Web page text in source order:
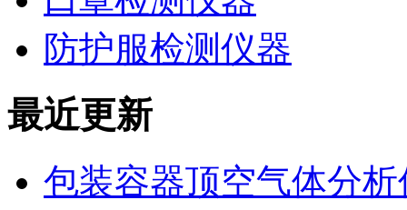
防护服检测仪器
最近更新
包装容器顶空气体分